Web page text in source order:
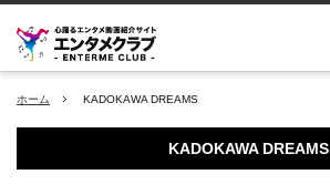
ホーム KADOKAWA DREAMS
KADOKAWA DREAMS